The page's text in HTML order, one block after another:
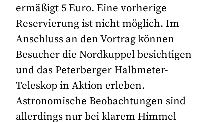
ermäßigt 5 Euro. Eine vorherige
Reservierung ist nicht möglich. Im
Anschluss an den Vortrag können
Besucher die Nordkuppel besichtigen
und das Peterberger Halbmeter-
Teleskop in Aktion erleben.
Astronomische Beobachtungen sind
allerdings nur bei klarem Himmel